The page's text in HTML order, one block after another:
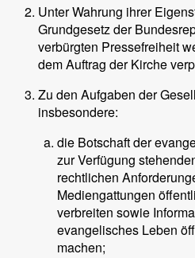
Unter Wahrung ihrer
Grundgesetz der
verbürgten Pressefreiheit
dem Auftrag der Kirche
Zu den Aufgaben der
insbesondere:
die Botschaft der
zur Verfügung
rechtlichen
Mediengattungen
verbreiten sowie
evangelisches Leben
machen;